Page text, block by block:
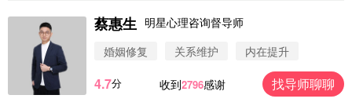
蔡惠生 明星心理咨询督导师
婚姻修复
关系维护 内在提升
4.7分 收到2796感谢 找导师聊聊
微信用户 圆圈 通过此页面咨询，已获得专属情感方
案
微信用户 Vnno 通过此页面咨询，已获得专属情感方